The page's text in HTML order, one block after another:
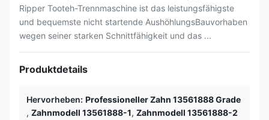
Ripper Tooteh-Trennmaschine ist das leistungsfähigste
und bequemste nicht startende AushöhlungsBauvorhaben
wegen seiner starken Schnittfähigkeit und das ...
Produktdetails
Hervorheben: Professioneller Zahn 13561888 Grade
, Zahnmodell 13561888-1, Zahnmodell 13561888-2